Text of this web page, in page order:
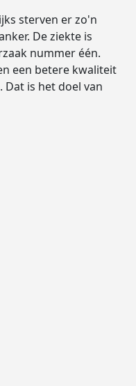
sterven er zo'n
De ziekte is
nummer één.
een betere kwaliteit
is het doel van